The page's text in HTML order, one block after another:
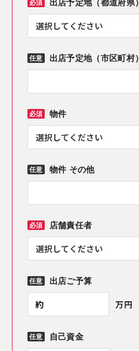
必須
任意 出店予定地（市区町村）
必須 物件
任意 物件 その他
必須 店舗責任者
任意 出店ご予算
約 万円
任意 自己資金